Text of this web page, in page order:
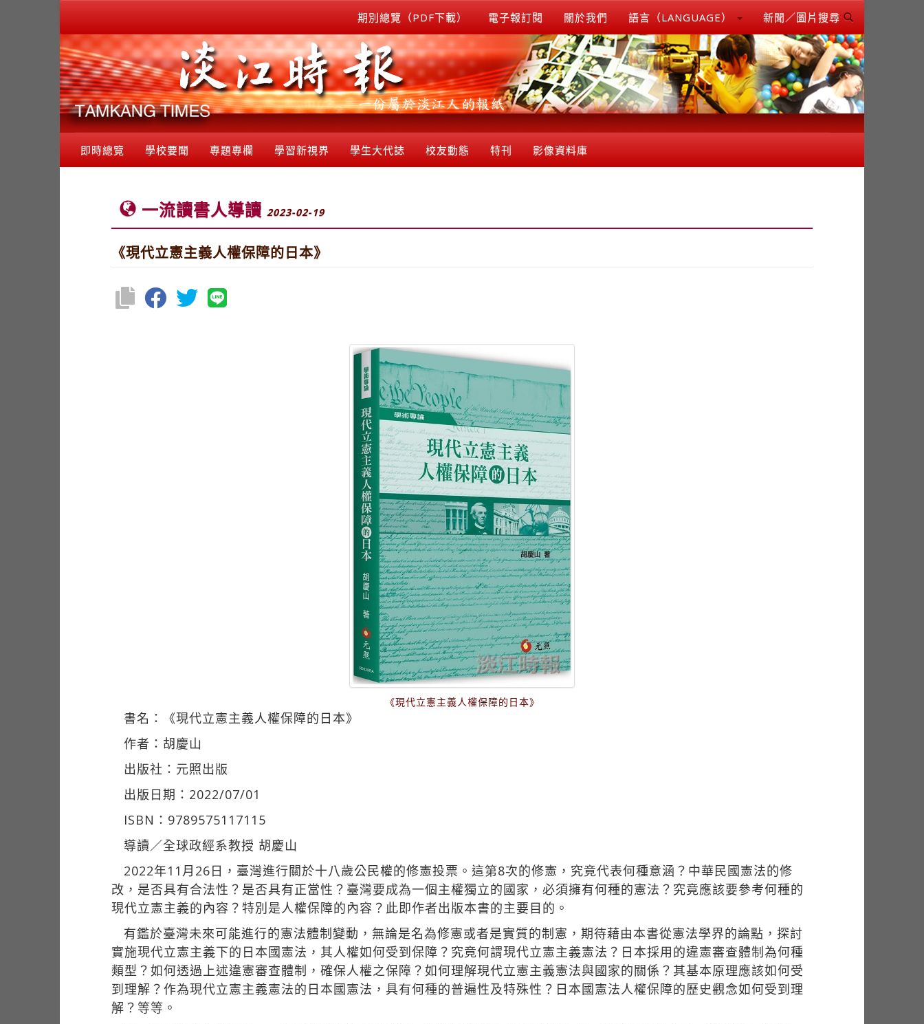
期別總覽（PDF下載） 電子報訂閱 關於我們 語言（LANGUAGE） 新聞／圖片搜尋
即時總覽 學校要聞 專題專欄 學習新視界 學生大代誌 校友動態 特刊 影像資料庫
一流讀書人導讀 2023-02-19
《現代立憲主義人權保障的日本》
《現代立憲主義人權保障的日本》
書名：《現代立憲主義人權保障的日本》
作者：胡慶山
出版社：元照出版
出版日期：2022/07/01
ISBN：9789575117115
導讀／全球政經系教授 胡慶山
2022年11月26日，臺灣進行關於十八歲公民權的修憲投票。這第8次的修憲，究竟代表何種意涵？中華民國憲法的修
改，是否具有合法性？是否具有正當性？臺灣要成為一個主權獨立的國家，必須擁有何種的憲法？究竟應該要參考何種的
現代立憲主義的內容？特別是人權保障的內容？此即作者出版本書的主要目的。
有鑑於臺灣未來可能進行的憲法體制變動，無論是名為修憲或者是實質的制憲，期待藉由本書從憲法學界的論點，探討
實施現代立憲主義下的日本國憲法，其人權如何受到保障？究竟何謂現代立憲主義憲法？日本採用的違憲審查體制為何種
類型？如何透過上述違憲審查體制，確保人權之保障？如何理解現代立憲主義憲法與國家的關係？其基本原理應該如何受
到理解？作為現代立憲主義憲法的日本國憲法，具有何種的普遍性及特殊性？日本國憲法人權保障的歷史觀念如何受到理
解？等等。